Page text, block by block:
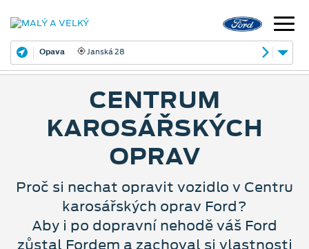
Opava Janská 28
CENTRUM
KAROSÁŘSKÝCH
OPRAV
Proč si nechat opravit vozidlo v Centru
karosářských oprav Ford?
Aby i po dopravní nehodě váš Ford
zůstal Fordem a zachoval si vlastnosti